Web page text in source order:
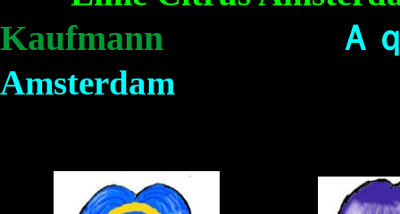
Kaufmann
Ａ
Amsterdam